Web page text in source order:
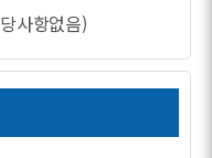
사항없음)